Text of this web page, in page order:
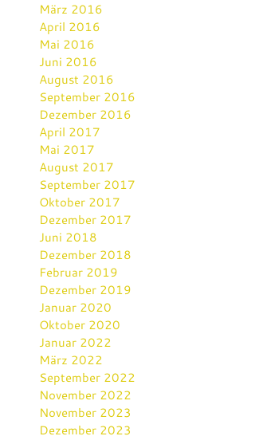
März 2016
April 2016
Mai 2016
Juni 2016
August 2016
September 2016
Dezember 2016
April 2017
Mai 2017
August 2017
September 2017
Oktober 2017
Dezember 2017
Juni 2018
Dezember 2018
Februar 2019
Dezember 2019
Januar 2020
Oktober 2020
Januar 2022
März 2022
September 2022
November 2022
November 2023
Dezember 2023